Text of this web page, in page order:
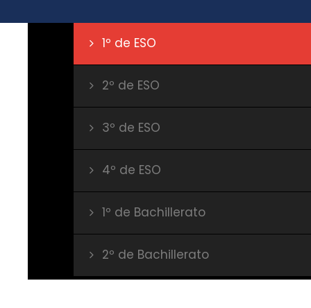
1º de ESO
2º de ESO
3º de ESO
4º de ESO
1º de Bachillerato
2º de Bachillerato